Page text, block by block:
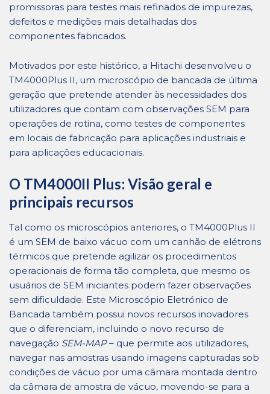
promissoras para testes mais refinados de impurezas,
defeitos e medições mais detalhadas dos
componentes fabricados.
Motivados por este histórico, a Hitachi desenvolveu o
TM4000Plus II, um microscópio de bancada de última
geração que pretende atender às necessidades dos
utilizadores que contam com observações SEM para
operações de rotina, como testes de componentes
em locais de fabricação para aplicações industriais e
para aplicações educacionais.
O TM4000II Plus: Visão geral e
principais recursos
Tal como os microscópios anteriores, o TM4000Plus II
é um SEM de baixo vácuo com um canhão de elétrons
térmicos que pretende agilizar os procedimentos
operacionais de forma tão completa, que mesmo os
usuários de SEM iniciantes podem fazer observações
sem dificuldade. Este Microscópio Eletrónico de
Bancada também possui novos recursos inovadores
que o diferenciam, incluindo o novo recurso de
navegação SEM-MAP– que permite aos utilizadores,
navegar nas amostras usando imagens capturadas sob
condições de vácuo por uma câmara montada dentro
da câmara de amostra de vácuo, movendo-se para a